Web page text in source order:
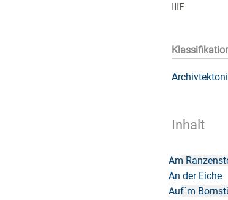
IIIF
Inhalt
Am
An der Eiche
Auf´m